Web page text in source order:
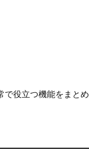
役立つ機能をまと